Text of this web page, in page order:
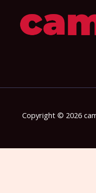
Copyright © 2026